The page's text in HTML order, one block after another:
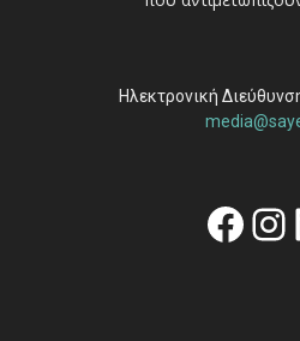
Ηλεκτρονική